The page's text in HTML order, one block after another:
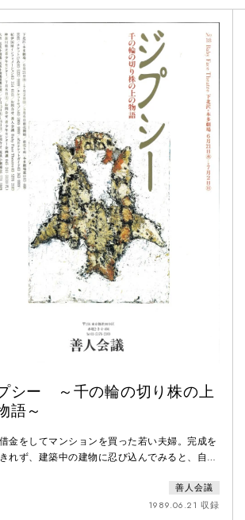
シー ～千の輪の切り株の上
語～
金をしてマンションを買った若い夫婦。完成を
れず、建築中の建物に忍び込んでみると、自分
み着いていた。生と死、家族と個人。その普遍的
ーマを穏やかな笑いと、爽やかな涙で綴った、善
善人会議
1989.06.21 収録